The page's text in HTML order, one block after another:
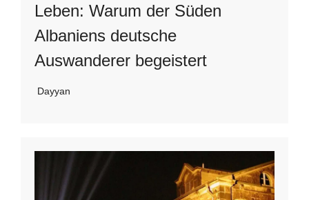
Leben: Warum der Süden
Albaniens deutsche
Auswanderer begeistert
Dayyan